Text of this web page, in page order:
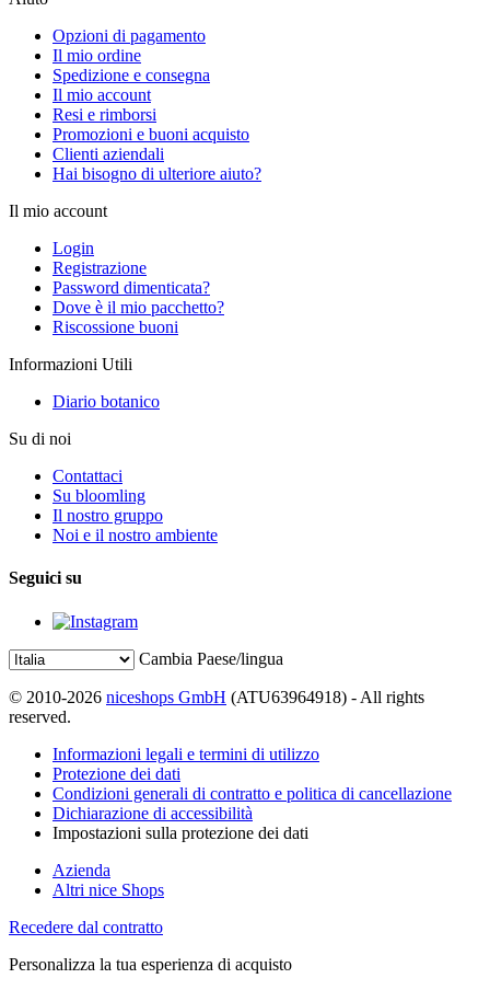
Opzioni di pagamento
Il mio ordine
Spedizione e consegna
Il mio account
Resi e rimborsi
Promozioni e buoni acquisto
Clienti aziendali
Hai bisogno di ulteriore aiuto?
Il mio account
Login
Registrazione
Password dimenticata?
Dove è il mio pacchetto?
Riscossione buoni
Informazioni Utili
Diario botanico
Su di noi
Contattaci
Su bloomling
Il nostro gruppo
Noi e il nostro ambiente
Seguici su
Cambia Paese/lingua
© 2010-2026 niceshops GmbH (ATU63964918) - All rights
reserved.
Informazioni legali e termini di utilizzo
Protezione dei dati
Condizioni generali di contratto e politica di cancellazione
Dichiarazione di accessibilità
Impostazioni sulla protezione dei dati
Azienda
Altri nice Shops
Recedere dal contratto
Personalizza la tua esperienza di acquisto